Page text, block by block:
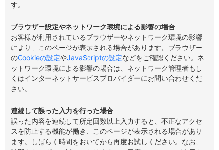
す。
ブラウザー設定やネットワーク環境による影響の場合
お客様が利用されているブラウザーやネットワーク環境の影響
により、このページが表示される場合があります。ブラウザー
のCookieの設定やJavaScriptの設定などをご確認ください。ネ
ットワーク環境による影響の場合は、ネットワーク管理者もし
くはインターネットサービスプロバイダーにお問い合わせくだ
さい。
連続して誤った入力を行った場合
誤った内容を連続して所定回数以上入力すると、不正なアクセ
スを防止する機能が働き、このページが表示される場合があり
ます。しばらく時間をおいてから再度お試しください。なお、